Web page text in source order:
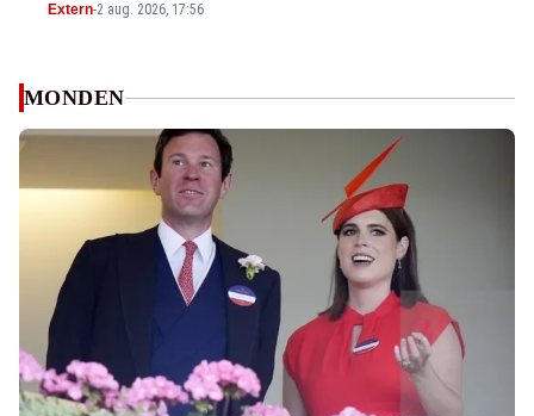
Extern-2 aug. 2026, 17:56
MONDEN